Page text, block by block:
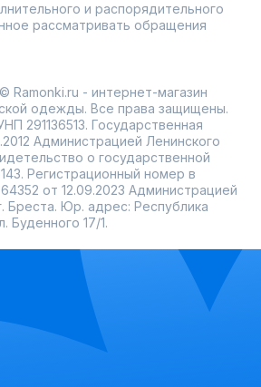
и распорядительного
рассматривать обращения
Ramonki.ru - интернет-магазин
одежды. Все права защищены.
291136513. Государственная
Администрацией Ленинского
о государственной
Регистрационный номер в
от 12.09.2023 Администрацией
Бреста. Юр. адрес: Республика
Буденного 17/1.